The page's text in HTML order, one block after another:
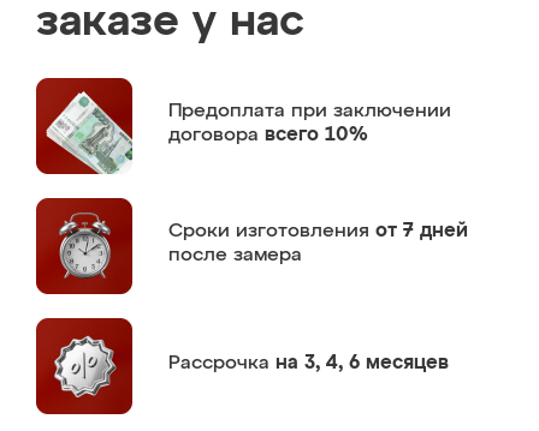
заказе у нас
Предоплата при заключении
договора всего 10%
Сроки изготовления от 7 дней
после замера
Рассрочка на 3, 4, 6 месяцев